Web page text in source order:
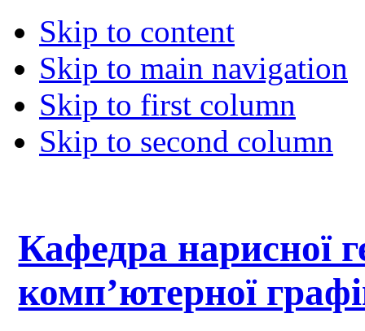
Skip to content
Skip to main navigation
Skip to first column
Skip to second column
Кафедра нарисної
комп’ютерної